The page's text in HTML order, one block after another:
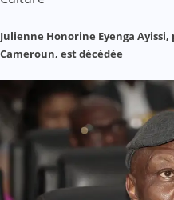
Julienne Honorine Eyenga
Cameroun, est décédée